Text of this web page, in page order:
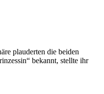
plauderten die beiden
bekannt, stellte ihr